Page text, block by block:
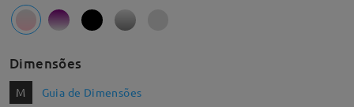
Dimensões
M Guia de Dimensões